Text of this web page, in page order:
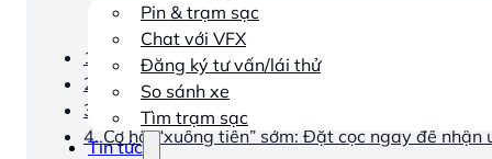
Pin & trạm sạc
Chat với VFX
Đăng ký tư vấn/lái thử
So sánh xe
Tìm trạm sạc
Tin tức
1. VinFast EC Van giá bao nhiêu cho các phiên
2. Phân tích giá trị thực của VinFast EC Van
3. Bài toán kinh tế: Tính toán chi phí lăn bánh và
4. Cơ hội “xuống tiền” sớm: Đặt cọc ngay để nhận